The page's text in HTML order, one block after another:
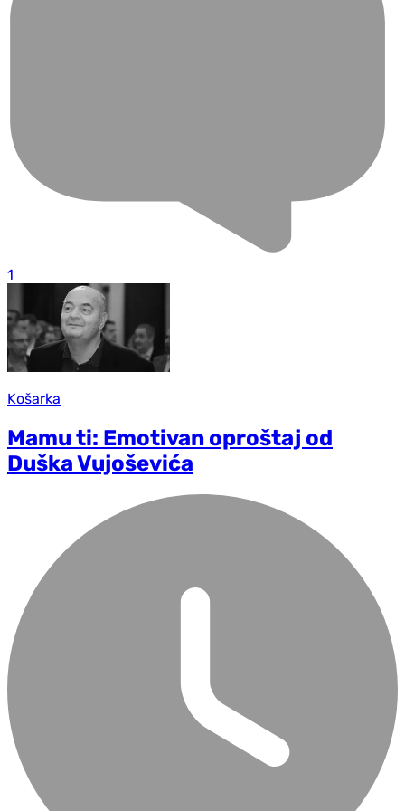
1
Košarka
Mamu ti: Emotivan oproštaj od
Duška Vujoševića